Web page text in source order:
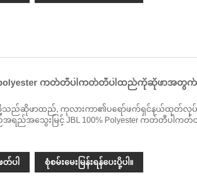
polyester ကတ်တီပါကတ်တီပါထည်ကိုဆိုဖာအတွက်
သည်ဆိုဖာထည်, ကုလားကာ၏ပရော်ဖက်ရှင်နယ်ထုတ်လုပ်
ရည်အသွေးမြင့် JBL 100% Polyester ကတ်တီပါကတ်
တ်ပါ စုံစမ်းမေးမြန်းရန်ပေးပို့ပါ။